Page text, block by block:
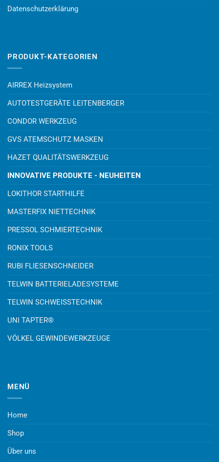
Datenschutzerklärung
PRODUKT-KATEGORIEN
AIRREX Heizsystem
AUTOTESTGERÄTE LEITENBERGER
CONDOR WERKZEUG
GVS ATEMSCHUTZ MASKEN
HAZET QUALITÄTSWERKZEUG
INNOVATIVE PRODUKTE - NEUHEITEN
LOKITHOR STARTHILFE
MASTERFIX NIETTECHNIK
PRESSOL SCHMIERTECHNIK
RONIX TOOLS
RUBI FLIESENSCHNEIDER
TELWIN BATTERIELADESYSTEME
TELWIN SCHWEISSTECHNIK
UNI TAPTER®
VÖLKEL GEWINDEWERKZEUGE
MENÜ
Home
Shop
Über uns